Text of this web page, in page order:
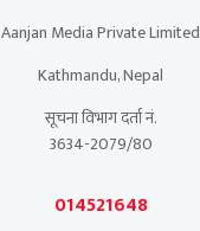
Aanjan Media Private Limited
Kathmandu, Nepal
सूचना विभाग दर्ता नं.
3634-2079/80
014521648